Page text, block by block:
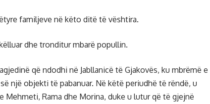
familjeve në këto ditë të vështira.
dhe tronditur mbarë popullin.
që ndodhi në Jabllanicë të Gjakovës, ku mbrëmë e
një objekti të pabanuar. Në këtë periudhë të rëndë, u
Rama dhe Morina, duke u lutur që të gjejnë